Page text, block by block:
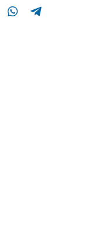
Compartir en Whatsapp